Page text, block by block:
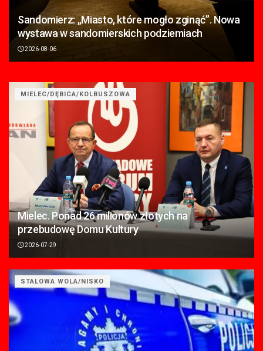
Sandomierz: „Miasto, które mogło zginąć”. Nowa
wystawa w sandomierskich podziemiach
2026-08-06
MIELEC/DĘBICA/KOLBUSZOWA
Mielec. Ponad 26 milionów złotych na
przebudowę Domu Kultury
2026-07-29
STALOWA WOLA/NISKO